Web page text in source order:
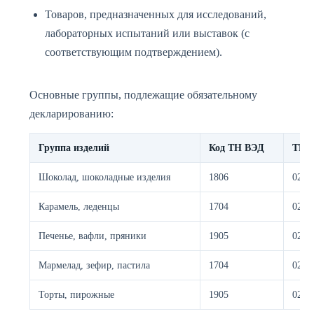
Товаров, предназначенных для исследований,
лабораторных испытаний или выставок (с
соответствующим подтверждением).
Основные группы, подлежащие обязательному
декларированию:
Группа изделий Код ТН ВЭД ТР
Шоколад, шоколадные изделия 1806 021/
Карамель, леденцы 1704 021/
Печенье, вафли, пряники 1905 021/
Мармелад, зефир, пастила 1704 021/
Торты, пирожные 1905 021/